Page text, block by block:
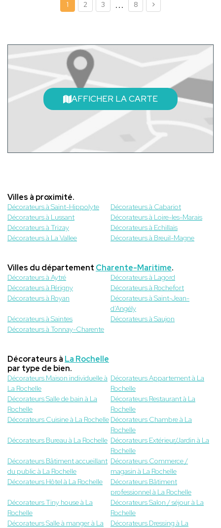
1 2 3 ... 8
AFFICHER LA CARTE
Villes à proximité.
Décorateurs à Saint-Hippolyte
Décorateurs à Cabariot
Décorateurs à Lussant
Décorateurs à Loire-les-Marais
Décorateurs à Trizay
Décorateurs à Echillais
Décorateurs à La Vallee
Décorateurs à Breuil-Magne
Villes du département Charente-Maritime.
Décorateurs à Aytré
Décorateurs à Lagord
Décorateurs à Périgny
Décorateurs à Rochefort
Décorateurs à Royan
Décorateurs à Saint-Jean-
d’Angély
Décorateurs à Saintes
Décorateurs à Saujon
Décorateurs à Tonnay-Charente
Décorateurs à La Rochelle
par type de bien.
Décorateurs Maison individuelle à
La Rochelle
Décorateurs Appartement à La
Rochelle
Décorateurs Salle de bain à La
Rochelle
Décorateurs Restaurant à La
Rochelle
Décorateurs Cuisine à La Rochelle Décorateurs Chambre à La
Rochelle
Décorateurs Bureau à La Rochelle Décorateurs Extérieur/Jardin à La
Rochelle
Décorateurs Bâtiment accueillant
du public à La Rochelle
Décorateurs Commerce /
magasin à La Rochelle
Décorateurs Hôtel à La Rochelle
Décorateurs Bâtiment
professionnel à La Rochelle
Décorateurs Tiny house à La
Rochelle
Décorateurs Salon / séjour à La
Rochelle
Décorateurs Salle à manger à La
Décorateurs Dressing à La